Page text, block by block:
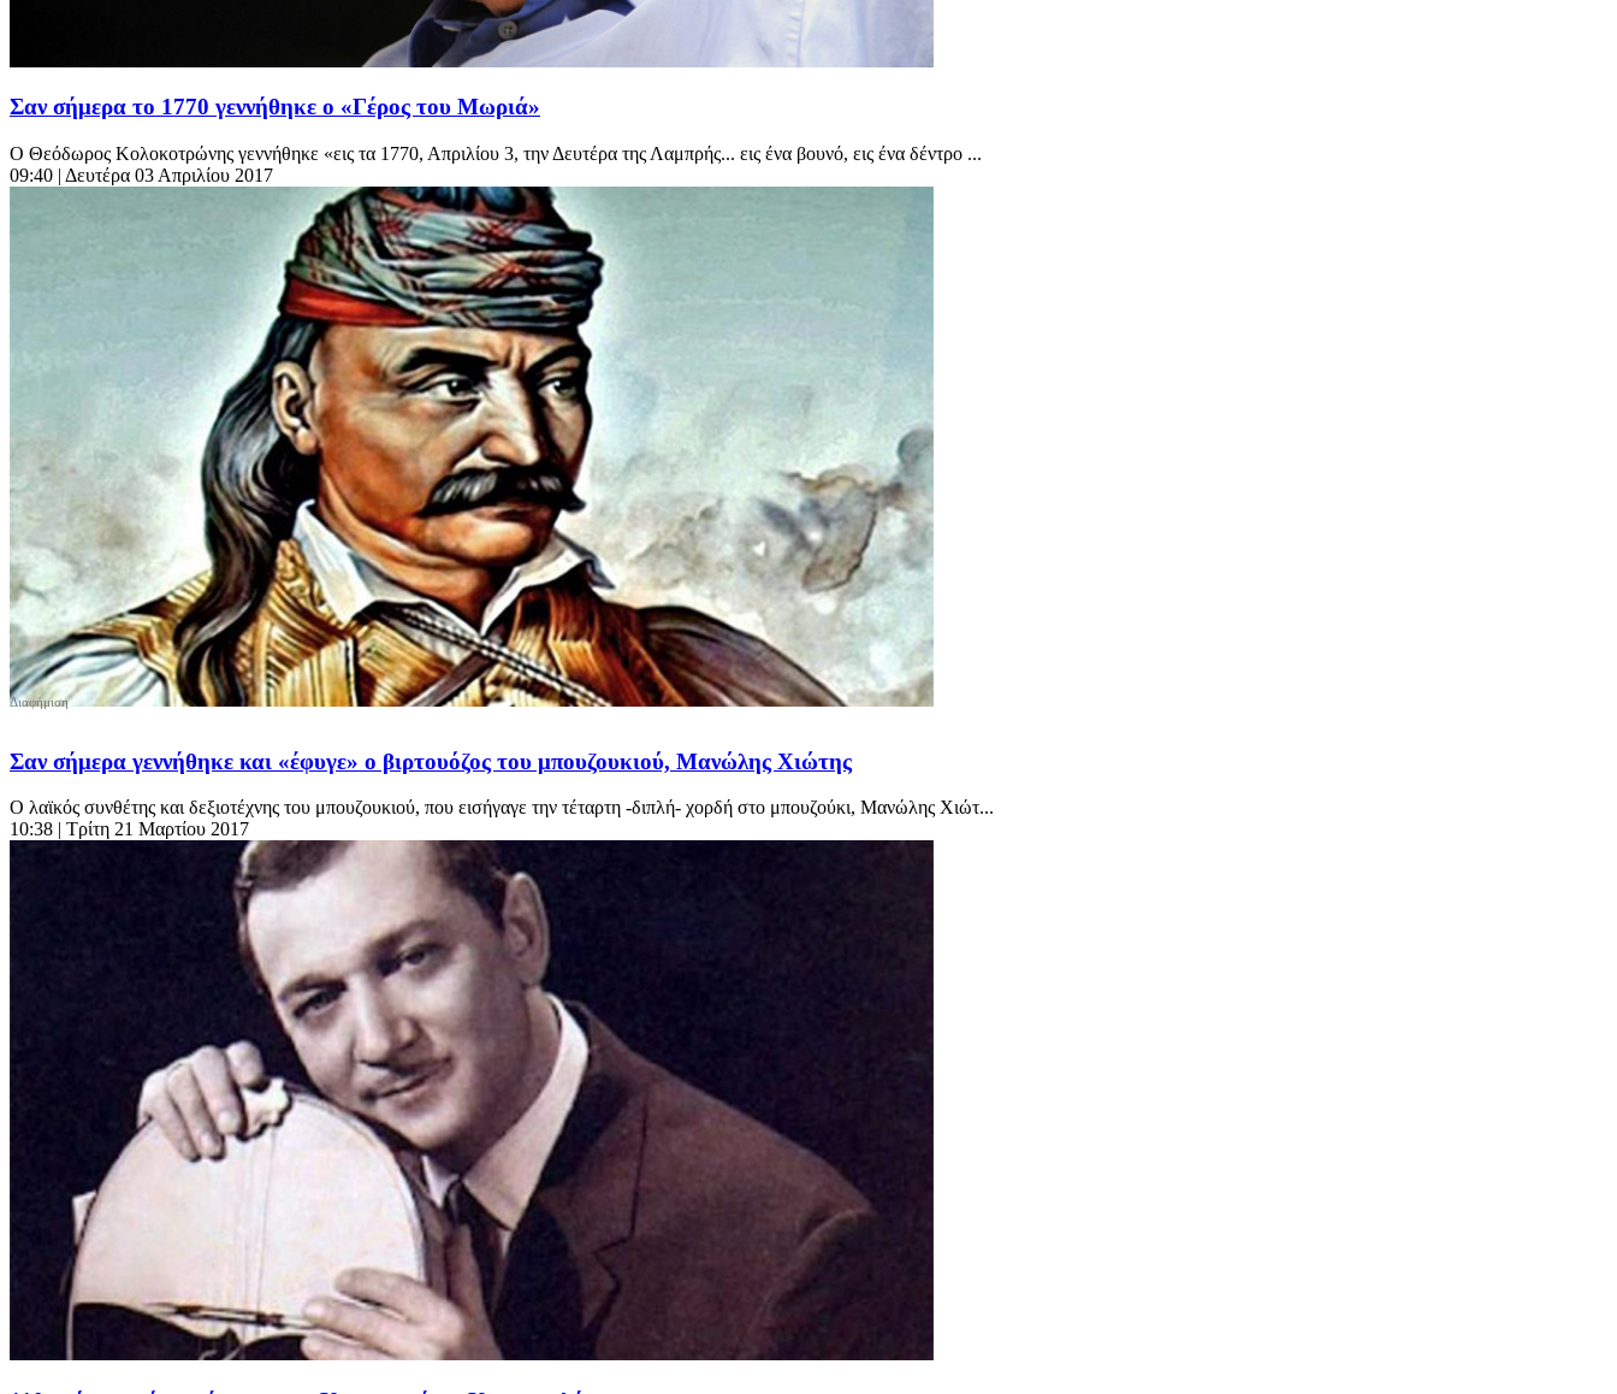
Σαν σήμερα το 1770 γεννήθηκε ο «Γέρος του Μωριά»
Ο Θεόδωρος Κολοκοτρώνης γεννήθηκε «εις τα 1770, Απριλίου 3, την Δευτέρα της Λαμπρής... εις ένα βουνό, εις ένα δέντρο ...
09:40 | Δευτέρα 03 Απριλίου 2017
Σαν σήμερα γεννήθηκε και «έφυγε» ο βιρτουόζος του μπουζουκιού, Μανώλης Χιώτης
Ο λαϊκός συνθέτης και δεξιοτέχνης του μπουζουκιού, που εισήγαγε την τέταρτη -διπλή- χορδή στο μπουζούκι, Μανώλης Χιώτ...
10:38 | Τρίτη 21 Μαρτίου 2017